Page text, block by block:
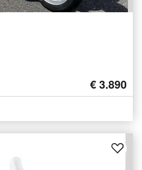
€ 3.890